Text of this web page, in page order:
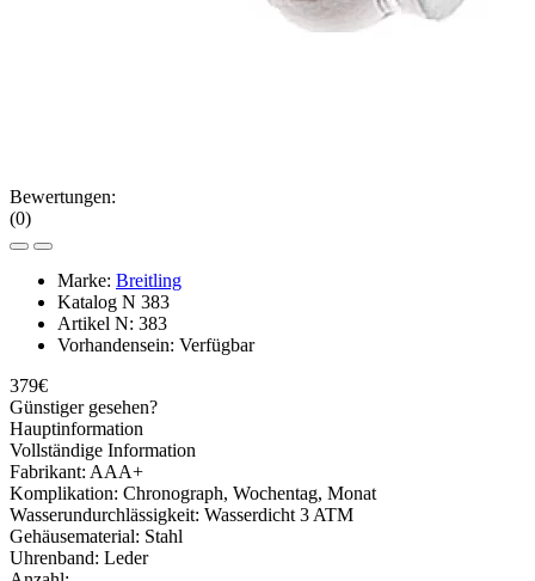
Bewertungen:
(0)
Marke: Breitling
Katalog N 383
Artikel N: 383
Vorhandensein: Verfügbar
379€
Günstiger gesehen?
Hauptinformation
Vollständige Information
Fabrikant: AAA+
Komplikation: Chronograph, Wochentag, Monat
Wasserundurchlässigkeit: Wasserdicht 3 ATM
Gehäusematerial: Stahl
Uhrenband: Leder